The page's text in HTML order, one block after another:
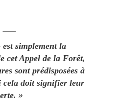
est simplement la
cet Appel de la Forêt,
sont prédisposées à
cela doit signifier leur
»